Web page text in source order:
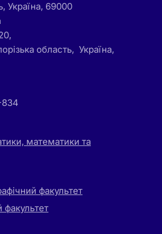
Україна, 69000
область, Україна,
834
математики та
факультет
факультет